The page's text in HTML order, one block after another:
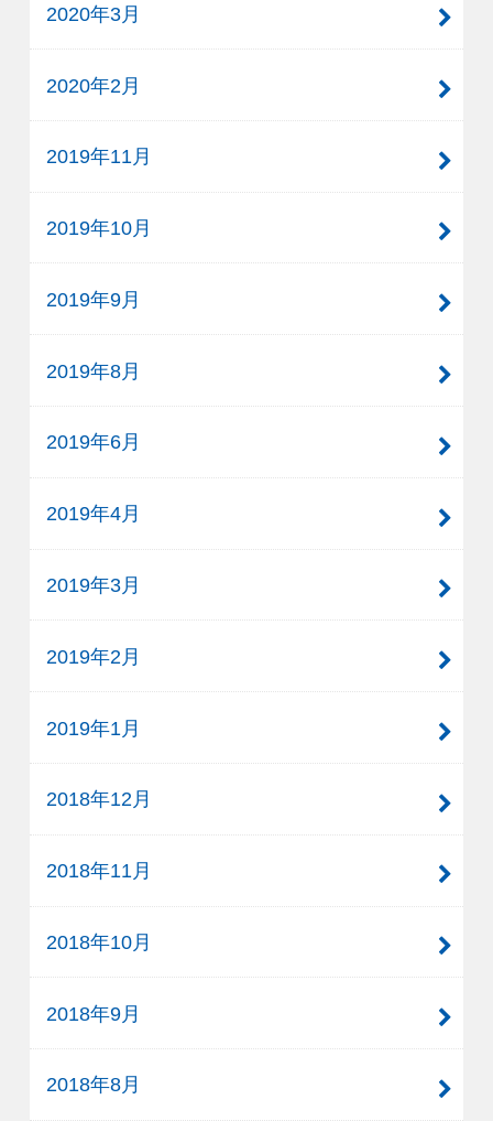
2020年3月
2020年2月
2019年11月
2019年10月
2019年9月
2019年8月
2019年6月
2019年4月
2019年3月
2019年2月
2019年1月
2018年12月
2018年11月
2018年10月
2018年9月
2018年8月